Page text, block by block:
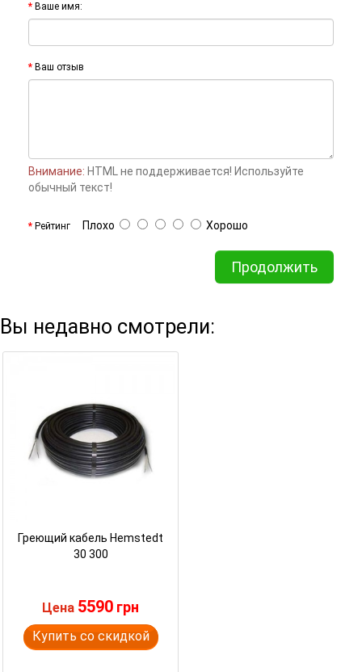
Ваше имя:
Ваш отзыв
Внимание: HTML не поддерживается! Используйте
обычный текст!
Рейтинг Плохо Хорошо
Продолжить
Вы недавно смотрели:
Греющий кабель Hemstedt
30 300
Цена 5590 грн
Купить со скидкой